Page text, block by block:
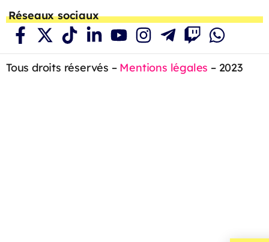
Réseaux sociaux
Tous droits réservés – Mentions légales – 2023